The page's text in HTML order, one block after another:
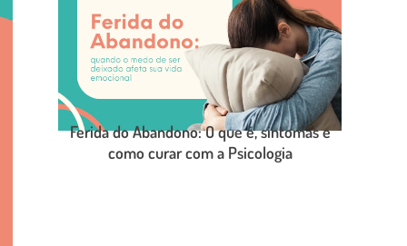
Ferida do Abandono: O que é, sintomas e
como curar com a Psicologia